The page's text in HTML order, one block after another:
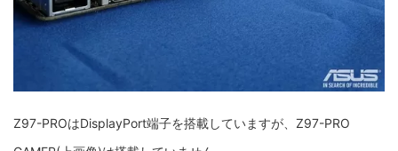
Z97-PROはDisplayPort端子を搭載していますが、Z97-PRO